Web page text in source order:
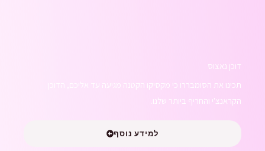
דוכן נאצוס
תכינו את הסומבררו כי מקסיקו הקטנה מגיעה עד אליכם, הדוכן
הקראנצ'י והחריף ביותר שלנו.
למידע נוסף